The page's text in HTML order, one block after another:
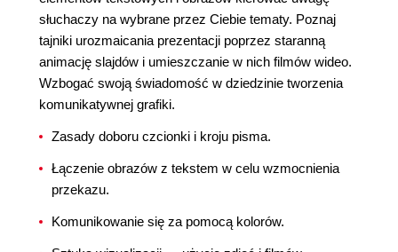
słuchaczy na wybrane przez Ciebie tematy. Poznaj
tajniki urozmaicania prezentacji poprzez staranną
animację slajdów i umieszczanie w nich filmów wideo.
Wzbogać swoją świadomość w dziedzinie tworzenia
komunikatywnej grafiki.
Zasady doboru czcionki i kroju pisma.
Łączenie obrazów z tekstem w celu wzmocnienia
przekazu.
Komunikowanie się za pomocą kolorów.